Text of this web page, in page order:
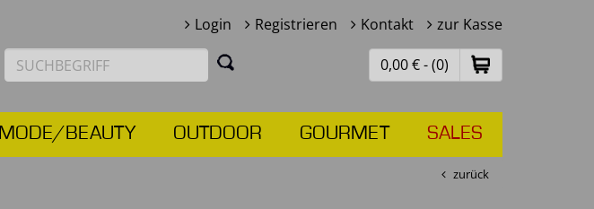
Login Registrieren Kontakt zur Kasse
0,00 € - (0)
MODE/BEAUTY OUTDOOR GOURMET SALES
zurück